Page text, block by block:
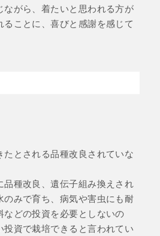
ながら、着たいと思われる方が
ことに、喜びと感謝を感じて
とされる品種改良されていな
品種改良、遺伝子組み換えされ
のみで育ち、病気や害虫にも耐
どの投資を必要としないの
投資で栽培できると言われてい